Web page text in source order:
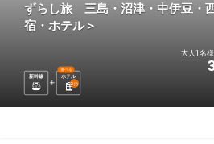
ずらし旅 三島・沼津・中伊豆・
宿・ホテル＞
新幹線 ホテル
選べる
2泊
大人1名